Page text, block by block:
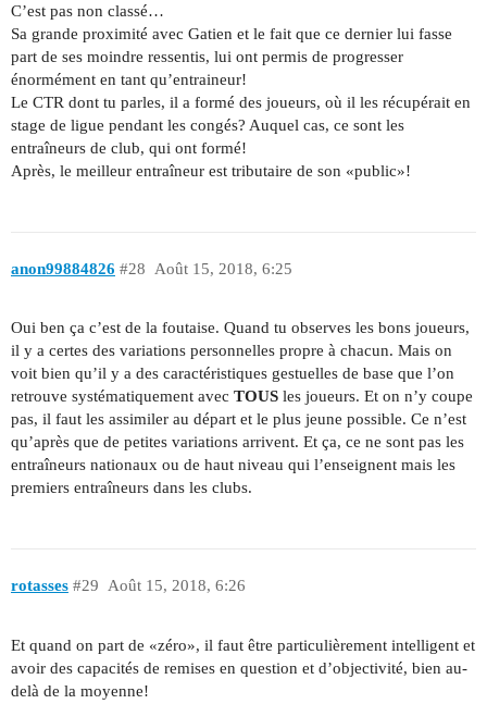
C’est pas non classé…
Sa grande proximité avec Gatien et le fait que ce dernier lui fasse
part de ses moindre ressentis, lui ont permis de progresser
énormément en tant qu’entraineur!
Le CTR dont tu parles, il a formé des joueurs, où il les récupérait en
stage de ligue pendant les congés? Auquel cas, ce sont les
entraîneurs de club, qui ont formé!
Après, le meilleur entraîneur est tributaire de son «public»!
anon99884826 Août 15, 2018, 6:25
#28
Oui ben ça c’est de la foutaise. Quand tu observes les bons joueurs,
il y a certes des variations personnelles propre à chacun. Mais on
voit bien qu’il y a des caractéristiques gestuelles de base que l’on
retrouve systématiquement avec TOUS les joueurs. Et on n’y coupe
pas, il faut les assimiler au départ et le plus jeune possible. Ce n’est
qu’après que de petites variations arrivent. Et ça, ce ne sont pas les
entraîneurs nationaux ou de haut niveau qui l’enseignent mais les
premiers entraîneurs dans les clubs.
rotasses Août 15, 2018, 6:26
#29
Et quand on part de «zéro», il faut être particulièrement intelligent et
avoir des capacités de remises en question et d’objectivité, bien au-
delà de la moyenne!